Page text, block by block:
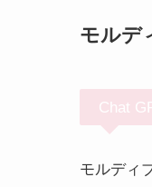
モルデ
Chat
モルディ